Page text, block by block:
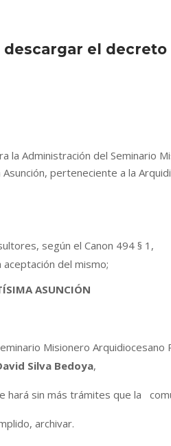
el
la Administración del Seminario
perteneciente a la
según el Canon 494 § 1,
del mismo;
ASUNCIÓN
Misionero
Silva Bedoya,
hará sin más trámites que la
archivar.